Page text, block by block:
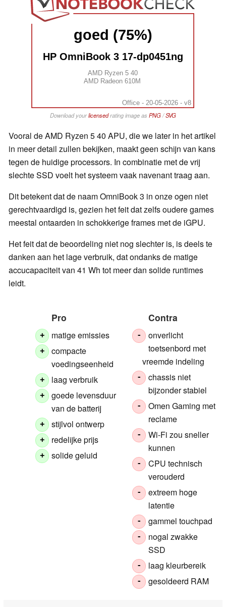
goed (75%)
HP OmniBook 3 17-dp0451ng
AMD Ryzen 5 40
AMD Radeon 610M
Office - 20-05-2026 - v8
Download yourlicensedrating image as PNG/SVG
Vooral de AMD Ryzen 5 40 APU, die we later in het artikel
in meer detail zullen bekijken, maakt geen schijn van kans
tegen de huidige processors. In combinatie met de vrij
slechte SSD voelt het systeem vaak navenant traag aan.
Dit betekent dat de naam OmniBook 3 in onze ogen niet
gerechtvaardigd is, gezien het feit dat zelfs oudere games
meestal ontaarden in schokkerige frames met de iGPU.
Het feit dat de beoordeling niet nog slechter is, is deels te
danken aan het lage verbruik, dat ondanks de matige
accucapaciteit van 41 Wh tot meer dan solide runtimes
leidt.
Pro
+ matige emissies
+
compacte
voedingseenheid
+ laag verbruik
+
goede levensduur
van de batterij
+ stijlvol ontwerp
+ redelijke prijs
+ solide geluid
Contra
-
onverlicht
toetsenbord met
vreemde indeling
-
chassis niet
bijzonder stabiel
-
Omen Gaming met
reclame
-
Wi-Fi zou sneller
kunnen
-
CPU technisch
verouderd
-
extreem hoge
latentie
- gammel touchpad
-
nogal zwakke
SSD
- laag kleurbereik
- gesoldeerd RAM